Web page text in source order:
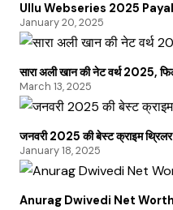
Ullu Webseries 2025 Payal
January 20, 2025
सारा अली खान की नेट वर्थ 2025,
March 13, 2025
जनवरी 2025 की बेस्ट क्राइम
January 18, 2025
Anurag Dwivedi Net Worth: